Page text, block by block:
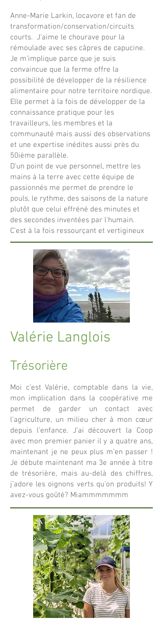
Anne-Marie Larkin, locavore et fan de
transformation/conservation/circuits
courts. J'aime le chourave pour la
rémoulade avec ses câpres de capucine.
Je m'implique parce que je suis
convaincue que la ferme offre la
possibilité de développer de la résilience
alimentaire pour notre territoire nordique.
Elle permet à la fois de développer de la
connaissance pratique pour les
travailleurs, les membres et la
communauté mais aussi des observations
et une expertise inédites aussi près du
50ième parallèle.
D'un point de vue personnel, mettre les
mains à la terre avec cette équipe de
passionnés me permet de prendre le
pouls, le rythme, des saisons de la nature
plutôt que celui effréné des minutes et
des secondes inventées par l'humain.
C'est à la fois ressourçant et vertigineux
Valérie Langlois
Trésorière
Moi c’est Valérie, comptable dans la vie,
mon implication dans la coopérative me
permet de garder un contact avec
l’agriculture, un milieu cher à mon cœur
depuis l’enfance. J’ai découvert la Coop
avec mon premier panier il y a quatre ans,
maintenant je ne peux plus m’en passer !
Je débute maintenant ma 3e année à titre
de trésorière, mais au-delà des chiffres,
j’adore les oignons verts qu’on produits! Y
avez-vous goûté? Miammmmmmm